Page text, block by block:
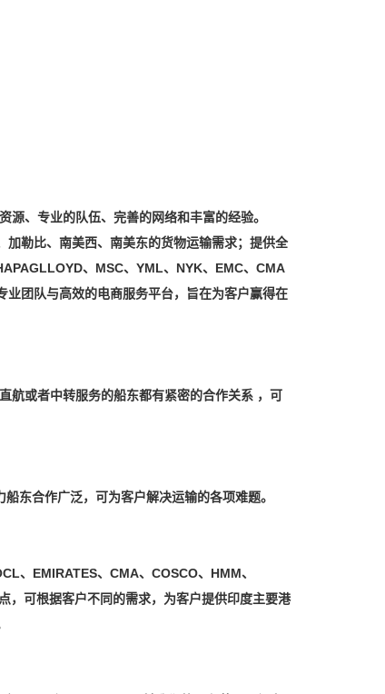
、专业的队伍、完善的网络和丰富的经验。
勒比、南美西、南美东的货物运输需求；提供全
、MSC、YML、NYK、EMC、CMA
团队与高效的电商服务平台，旨在为客户赢得在
航或者中转服务的船东都有紧密的合作关系 ，可
东合作广泛，可为客户解决运输的各项难题。
、EMIRATES、CMA、COSCO、HMM、
可根据客户不同的需求，为客户提供印度主要港